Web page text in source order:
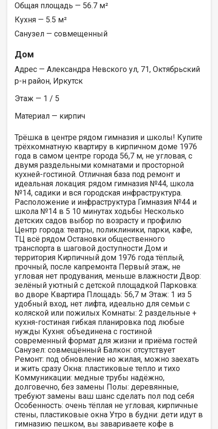
Общая площадь — 56.7 м²
Кухня — 5.5 м²
Санузел — совмещенный
Дом
Адрес — Александра Невского ул, 71, Октябрьский
р-н район, Иркутск
Этаж — 1 / 5
Материал — кирпич
Трёшка в центре рядом гимназия и школы! Купите
трёхкомнатную квартиру в кирпичном доме 1976
года в самом центре города 56,7 м, не угловая, с
двумя раздельными комнатами и просторной
кухней-гостиной. Отличная база под ремонт и
идеальная локация: рядом гимназия №44, школа
№14, садики и вся городская инфраструктура.
Расположение и инфраструктура Гимназия №44 и
школа №14 в 5 10 минутах ходьбы Несколько
детских садов выбор по возрасту и профилю
Центр города: театры, поликлиники, парки, кафе,
ТЦ всё рядом Остановки общественного
транспорта в шаговой доступности Дом и
территория Кирпичный дом 1976 года тёплый,
прочный, после капремонта Первый этаж, не
угловая нет продувания, меньше влажности Двор:
зелёный уютный с детской площадкой Парковка:
во дворе Квартира Площадь: 56,7 м Этаж: 1 из 5
удобный вход, нет лифта, идеально для семьи с
коляской или пожилых Комнаты: 2 раздельные +
кухня-гостиная гибкая планировка под любые
нужды Кухня: объединена с гостиной
современный формат для жизни и приёма гостей
Санузел: совмещённый Балкон: отсутствует
Ремонт: под обновление но жилая, можно заехать
и жить сразу Окна: пластиковые тепло и тихо
Коммуникации: медные трубы надёжно,
долговечно, без замены Полы: деревянные,
требуют замены ваш шанс сделать пол под себя
Особенность: очень тёплая не угловая, кирпичные
стены, пластиковые окна Утро в будни: дети идут в
гимназию пешком, вы завариваете кофе в